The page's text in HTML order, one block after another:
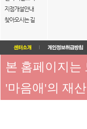
지점개설안내
찾아오시는 길
본 홈페이지는
'마음애'의 재